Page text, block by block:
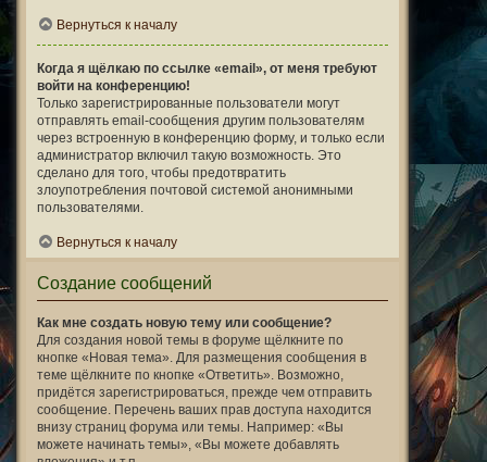
Вернуться к началу
Когда я щёлкаю по ссылке «email», от меня требуют
войти на конференцию!
Только зарегистрированные пользователи могут
отправлять email-сообщения другим пользователям
через встроенную в конференцию форму, и только если
администратор включил такую возможность. Это
сделано для того, чтобы предотвратить
злоупотребления почтовой системой анонимными
пользователями.
Вернуться к началу
Создание сообщений
Как мне создать новую тему или сообщение?
Для создания новой темы в форуме щёлкните по
кнопке «Новая тема». Для размещения сообщения в
теме щёлкните по кнопке «Ответить». Возможно,
придётся зарегистрироваться, прежде чем отправить
сообщение. Перечень ваших прав доступа находится
внизу страниц форума или темы. Например: «Вы
можете начинать темы», «Вы можете добавлять